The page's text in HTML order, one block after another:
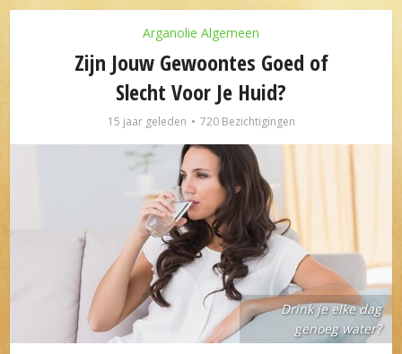
Arganolie Algemeen
Zijn Jouw Gewoontes Goed of
Slecht Voor Je Huid?
15 jaar geleden 720 Bezichtigingen
Drink je elke dag
genoeg water?